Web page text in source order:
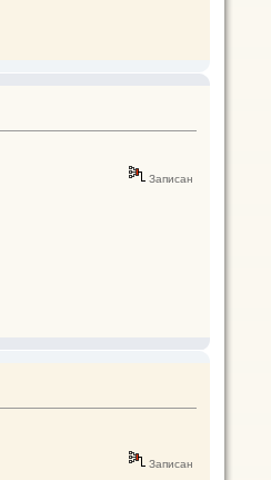
Записан
Записан